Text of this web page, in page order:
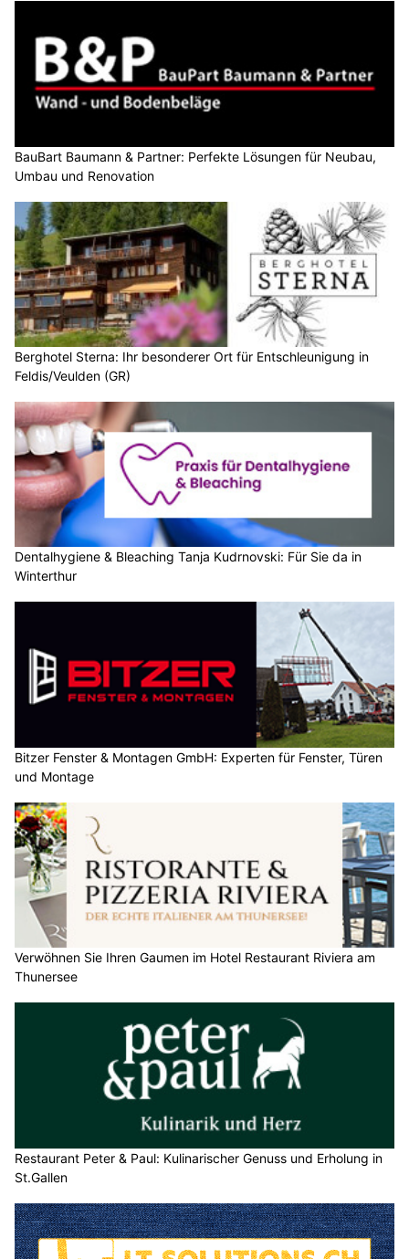
BauBart Baumann & Partner: Perfekte Lösungen für Neubau,
Umbau und Renovation
Berghotel Sterna: Ihr besonderer Ort für Entschleunigung in
Feldis/Veulden (GR)
Dentalhygiene & Bleaching Tanja Kudrnovski: Für Sie da in
Winterthur
Bitzer Fenster & Montagen GmbH: Experten für Fenster, Türen
und Montage
Verwöhnen Sie Ihren Gaumen im Hotel Restaurant Riviera am
Thunersee
Restaurant Peter & Paul: Kulinarischer Genuss und Erholung in
St.Gallen